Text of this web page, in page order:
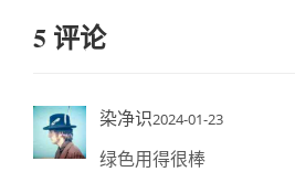
5 评论
染净识2024-01-23
绿色用得很棒